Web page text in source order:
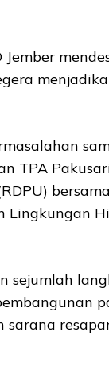
Jember
TPA
sejumlah
sarana